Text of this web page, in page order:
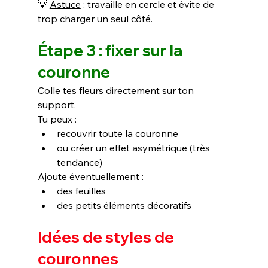
💡 Astuce : travaille en cercle et évite de
trop charger un seul côté.
Étape 3 : fixer sur la
couronne
Colle tes fleurs directement sur ton
support.
Tu peux :
recouvrir toute la couronne
ou créer un effet asymétrique (très
tendance)
Ajoute éventuellement :
des feuilles
des petits éléments décoratifs
Idées de styles de
couronnes